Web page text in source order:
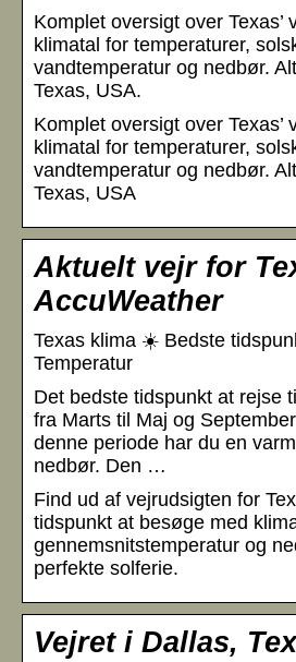
Komplet oversigt over Texas’
klimatal for temperaturer,
vandtemperatur og nedbør.
Texas, USA.
Komplet oversigt over Texas’
klimatal for temperaturer,
vandtemperatur og nedbør.
Texas, USA
Aktuelt vejr for
AccuWeather
Texas klima ☀️ Bedste
Temperatur
Det bedste tidspunkt at rejse
fra Marts til Maj og
denne periode har du en
nedbør. Den …
Find ud af vejrudsigten for
tidspunkt at besøge med
gennemsnitstemperatur og
perfekte solferie.
Vejret i Dallas,